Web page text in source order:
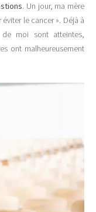
. Un jour, ma mère
le cancer ». Déjà à
de moi sont atteintes,
ont malheureusement